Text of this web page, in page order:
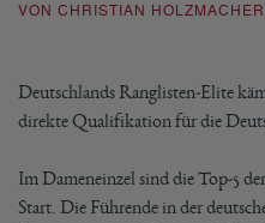
VON CHRISTIAN
Deutschlands Ranglisten-Elite
direkte Qualifikation für die
Im Dameneinzel sind die Top-5
Start. Die Führende in der